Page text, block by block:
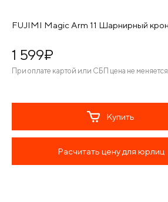
FUJIMI Magic Arm 11 Шарнирный
1 599¤
При оплате картой или СБП цена не меняется
Купить
Расчитать цену для юрлиц